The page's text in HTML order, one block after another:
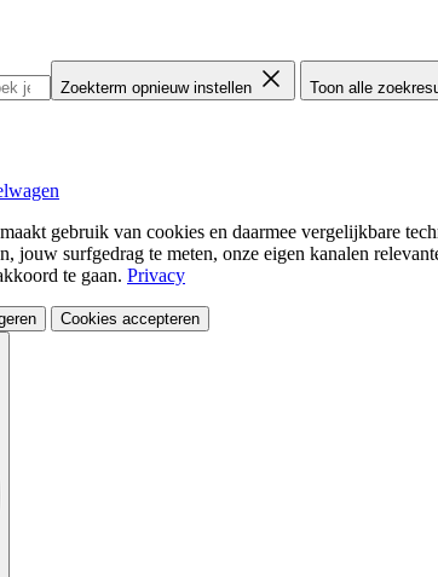
Zoekterm opnieuw instellen Toon alle
gebruik van cookies en daarmee vergelijkbare
jouw surfgedrag te meten, onze eigen kanalen
te gaan. Privacy
Cookies accepteren